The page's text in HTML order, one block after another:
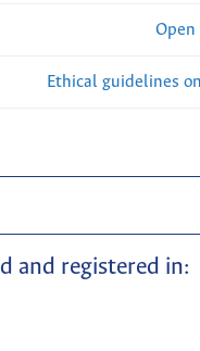
Open
Ethical guidelines
and registered in: